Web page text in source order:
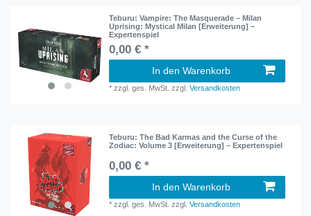
Teburu: Vampire: The Masquerade – Milan
Uprising: Mystical Milan [Erweiterung] –
Expertenspiel
0,00 € *
In den Warenkorb
*zzgl. ges. MwSt. zzgl.Versandkosten
Teburu: The Bad Karmas and the Curse of the
Zodiac: Volume 3 [Erweiterung] – Expertenspiel
0,00 € *
In den Warenkorb
*zzgl. ges. MwSt. zzgl.Versandkosten